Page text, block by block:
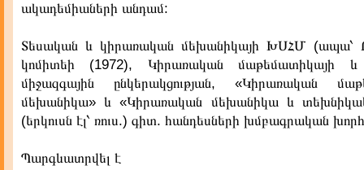
ակադեմիաների անդամ:
Տեսական և կիրառական մեխանիկայի ԽՍՀՄ (ապա՝
կոմիտեի (1972), Կիրառական մաթեմատիկայի և
միջազգային ընկերակցության, «Կիրառական
մեխանիկա» և «Կիրառական մեխանիկա և
(երկուսն էլ՝ ռուս.) գիտ. հանդեսների խմբագրական
Պարգևատրվել է